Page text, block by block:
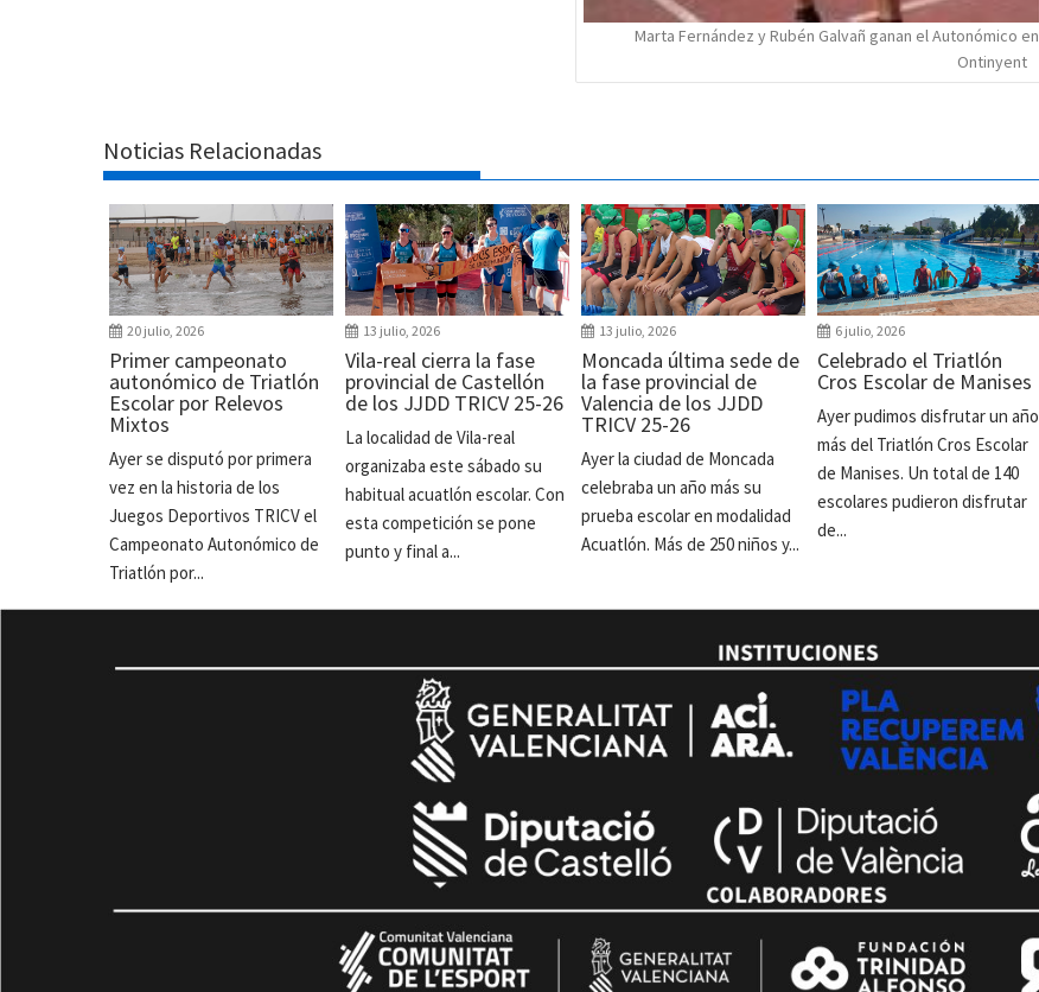
Marta Fernández y Rubén Galvañ ganan el Autonómico en
Ontinyent
Noticias Relacionadas
20 julio, 2026
Primer campeonato
autonómico de Triatlón
Escolar por Relevos
Mixtos
Ayer se disputó por primera
vez en la historia de los
Juegos Deportivos TRICV el
Campeonato Autonómico de
Triatlón por...
13 julio, 2026
Vila-real cierra la fase
provincial de Castellón
de los JJDD TRICV 25-26
La localidad de Vila-real
organizaba este sábado su
habitual acuatlón escolar. Con
esta competición se pone
punto y final a...
13 julio, 2026
Moncada última sede de
la fase provincial de
Valencia de los JJDD
TRICV 25-26
Ayer la ciudad de Moncada
celebraba un año más su
prueba escolar en modalidad
Acuatlón. Más de 250 niños y...
6 julio, 2026
Celebrado el Triatlón
Cros Escolar de Manises
Ayer pudimos disfrutar un año
más del Triatlón Cros Escolar
de Manises. Un total de 140
escolares pudieron disfrutar
de...